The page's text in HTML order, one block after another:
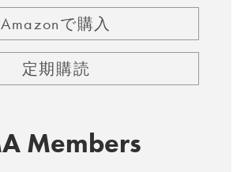
Amazonで購入
定期購読
Members